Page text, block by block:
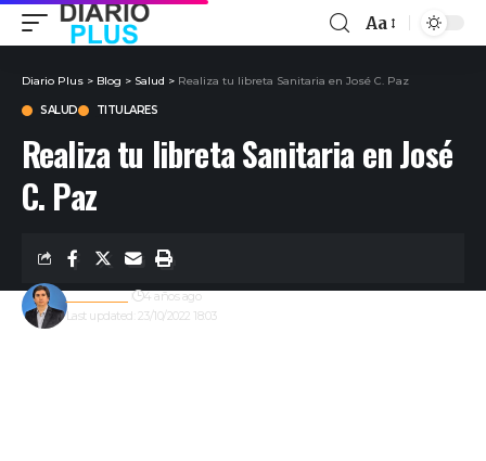
Aa
Diario Plus > Blog > Salud > Realiza tu libreta Sanitaria en José C. Paz
SALUD TITULARES
Realiza tu libreta Sanitaria en José
C. Paz
Last updated: 23/10/2022 18:03
Redacción 4 años ago